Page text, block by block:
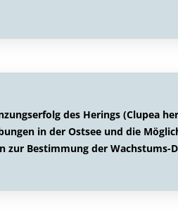
des Herings (Clupea
in der Ostsee und die
zur Bestimmung der Wachstums-